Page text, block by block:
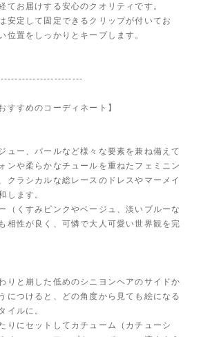
てお届けする安心のクオリティです。
安定して固定できるクリップが付いてお
位置をしっかりとキープします。
すすめのコーディネート】
ュー、パールなど様々な要素を兼ね備えて
ンや柔らかなチュールを重ねたフェミニン
クラシカルな総レースのドレスやマーメイ
します。
（くすみピンクやベージュ、淡いブルーな
相性が良く、可憐で大人可愛い世界観を完
りと崩した低めのシニヨンヘアのサイドか
につけると、どの角度から見ても絵になる
イルに。
りにセットしてカチューム（カチューシ